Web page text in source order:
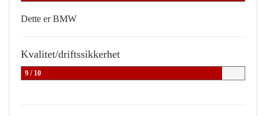
Dette er BMW
Kvalitet/driftssikkerhet
9 / 10